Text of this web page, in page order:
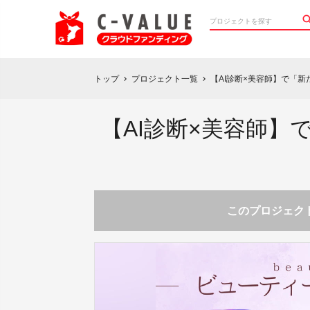
トップ chevron_right プロジェクト一覧 chevron_right 【AI診断×美容師】で「
【AI診断×美容師】
このプロジェク